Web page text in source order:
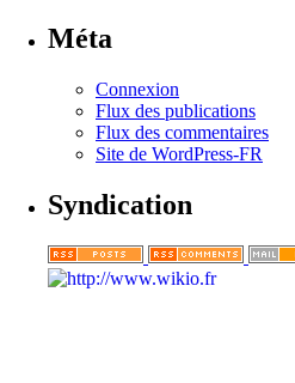
Méta
Connexion
Flux des publications
Flux des commentaires
Site de WordPress-FR
Syndication